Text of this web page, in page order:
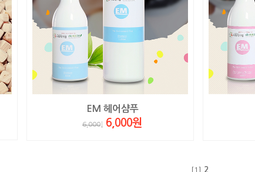
EM 헤어샴푸
6,000 6,000원
[1] 2